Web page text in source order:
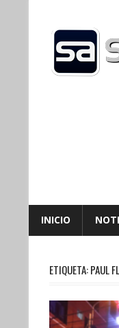
content
INICIO
ETIQUETA:PAUL